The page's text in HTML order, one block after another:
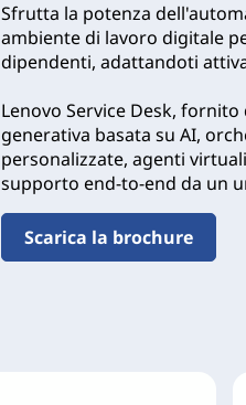
Sfrutta la potenza
ambiente di lavoro digitale
dipendenti, adattandoti
Lenovo Service Desk,
generativa basata su AI,
personalizzate, agenti
supporto end-to-end da un
Scarica la brochure